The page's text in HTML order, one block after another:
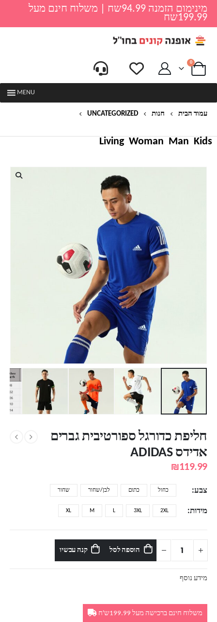
מינימום הזמנה 94.99שח | משלוח חינם מעל
199.99שח
0
MENU
עמוד הבית חנות UNCATEGORIZED
Kids
Man
Woman
Living
חליפת כדורגל ספורטיבית גברים
אדידס ADIDAS
₪119.99
צבע כחול כתום לבן/שחור שחור
מידות 2XL
3XL
L
M
XL
הוספה לסל קנה עכשיו
מידע נוסף
משלוח חינם ברכישה מעל 199.99ש'ח